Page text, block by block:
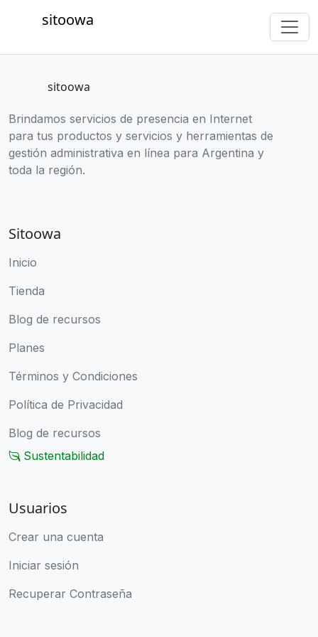
sitoowa
sitoowa
Brindamos servicios de presencia en Internet
para tus productos y servicios y herramientas de
gestión administrativa en línea para Argentina y
toda la región.
Sitoowa
Inicio
Tienda
Blog de recursos
Planes
Términos y Condiciones
Política de Privacidad
Blog de recursos
Sustentabilidad
Usuarios
Crear una cuenta
Iniciar sesión
Recuperar Contraseña